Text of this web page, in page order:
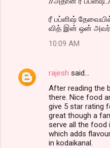
ரீ பப்ளிஷ்
வித் இன் ஒன் அவர்ல
10:09 AM
rajesh said…
After reading the
there. Nice food
give 5 star rating
great though a
serve all the food
which adds
in kodaikanal.